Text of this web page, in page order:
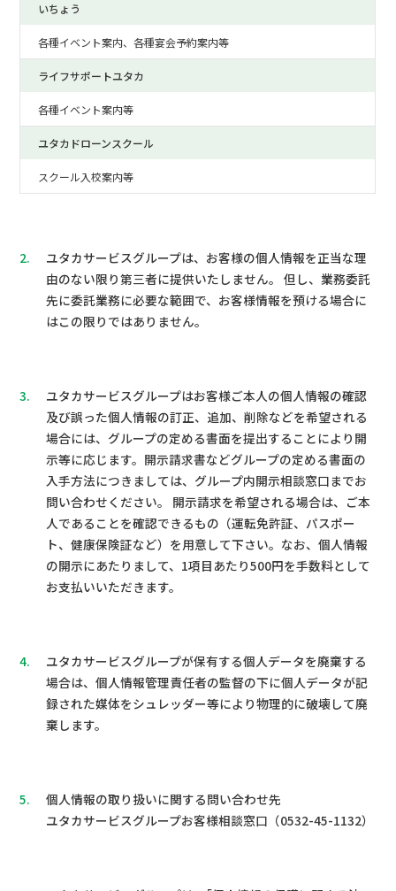
いちょう
各種イベント案内、各種宴会予約案内等
ライフサポートユタカ
各種イベント案内等
ユタカドローンスクール
スクール入校案内等
2.
ユタカサービスグループは、お客様の個人情報を正当な理
由のない限り第三者に提供いたしません。 但し、業務委託
先に委託業務に必要な範囲で、お客様情報を預ける場合に
はこの限りではありません。
3.
ユタカサービスグループはお客様ご本人の個人情報の確認
及び誤った個人情報の訂正、追加、削除などを希望される
場合には、グループの定める書面を提出することにより開
示等に応じます。開示請求書などグループの定める書面の
入手方法につきましては、グループ内開示相談窓口までお
問い合わせください。 開示請求を希望される場合は、ご本
人であることを確認できるもの（運転免許証、パスポー
ト、健康保険証など）を用意して下さい。なお、個人情報
の開示にあたりまして、1項目あたり500円を手数料として
お支払いいただきます。
4.
ユタカサービスグループが保有する個人データを廃棄する
場合は、個人情報管理責任者の監督の下に個人データが記
録された媒体をシュレッダー等により物理的に破壊して廃
棄します。
5.
個人情報の取り扱いに関する問い合わせ先
ユタカサービスグループお客様相談窓口（0532-45-1132）